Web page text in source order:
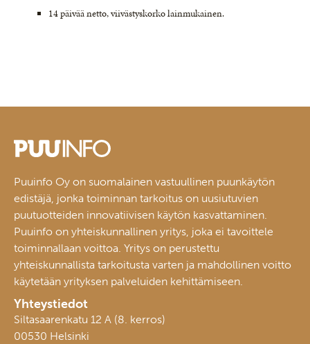
14 päivää netto, viivästyskorko lainmukainen.
Puuinfo Oy on suomalainen vastuullinen puunkäytön
edistäjä, jonka toiminnan tarkoitus on uusiutuvien
puutuotteiden innovatiivisen käytön kasvattaminen.
Puuinfo on yhteiskunnallinen yritys, joka ei tavoittele
toiminnallaan voittoa. Yritys on perustettu
yhteiskunnallista tarkoitusta varten ja mahdollinen voitto
käytetään yrityksen palveluiden kehittämiseen.
Yhteystiedot
Siltasaarenkatu 12 A (8. kerros)
00530 Helsinki